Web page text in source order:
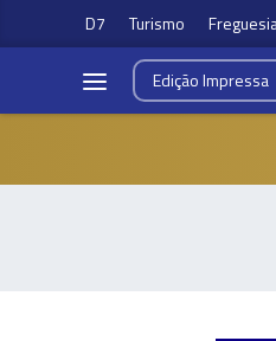
D7 Turismo
EdiçãoImpressa